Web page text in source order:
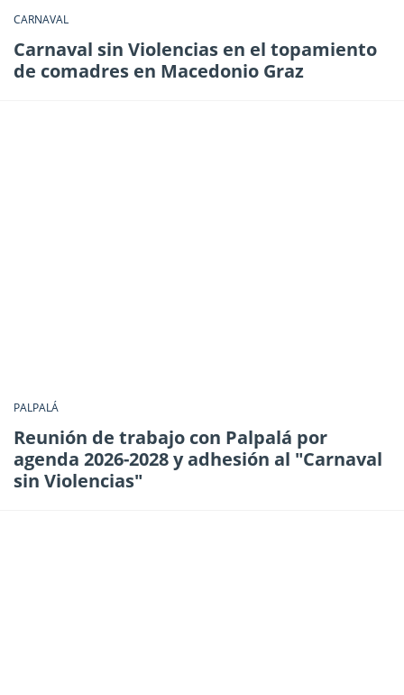
CARNAVAL
Carnaval sin Violencias en el topamiento
de comadres en Macedonio Graz
PALPALÁ
Reunión de trabajo con Palpalá por
agenda 2026-2028 y adhesión al "Carnaval
sin Violencias"